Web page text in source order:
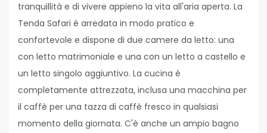
tranquillità e di vivere appieno la vita all'aria aperta. La
Tenda Safari è arredata in modo pratico e
confortevole e dispone di due camere da letto: una
con letto matrimoniale e una con un letto a castello e
un letto singolo aggiuntivo. La cucina è
completamente attrezzata, inclusa una macchina per
il caffè per una tazza di caffè fresco in qualsiasi
momento della giornata. C'è anche un ampio bagno